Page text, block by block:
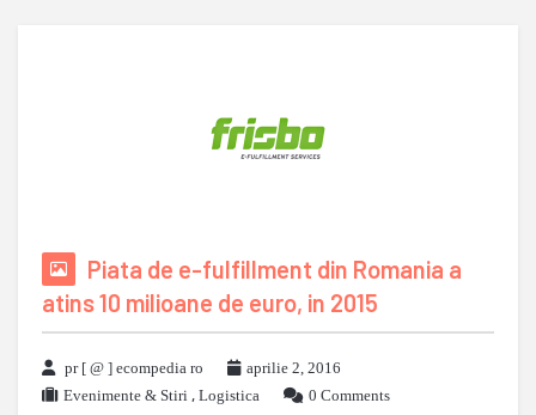
Piata de e-fulfillment din Romania a
atins 10 milioane de euro, in 2015
pr [ @ ] ecompedia ro
aprilie 2, 2016
Evenimente & Stiri , Logistica
0 Comments